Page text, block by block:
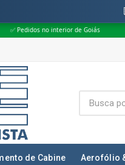
✅ Pedidos aprovados até
de Cabine Aerofólio